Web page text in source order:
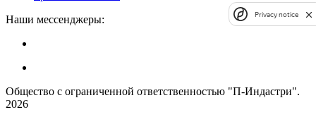
Наши мессенджеры:
Общество с ограниченной ответственностью "П-Индастри".
2026
Privacy notice